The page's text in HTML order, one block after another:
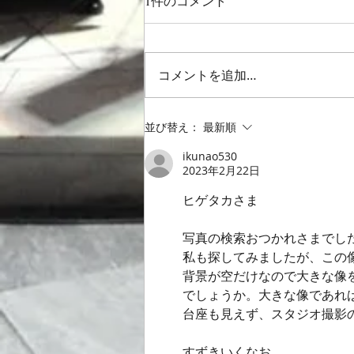
新宿合唱祭 ジョン・ラター作
head"と”Gloria”🎵2026/6/13
コメントを追加…
並び替え： 最新順
ikunao530
2023年2月22日
ヒゲタカさま
写真の検索おつかれさまでし
私も探してみましたが、この
背景が空だけなので大きな像
でしょうか。大きな像であ
台座も見えず、スタジオ撮